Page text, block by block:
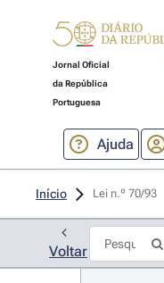
Jornal Oficial
da República
Portuguesa
Ajuda
Início Lei n.º 70/93
Voltar